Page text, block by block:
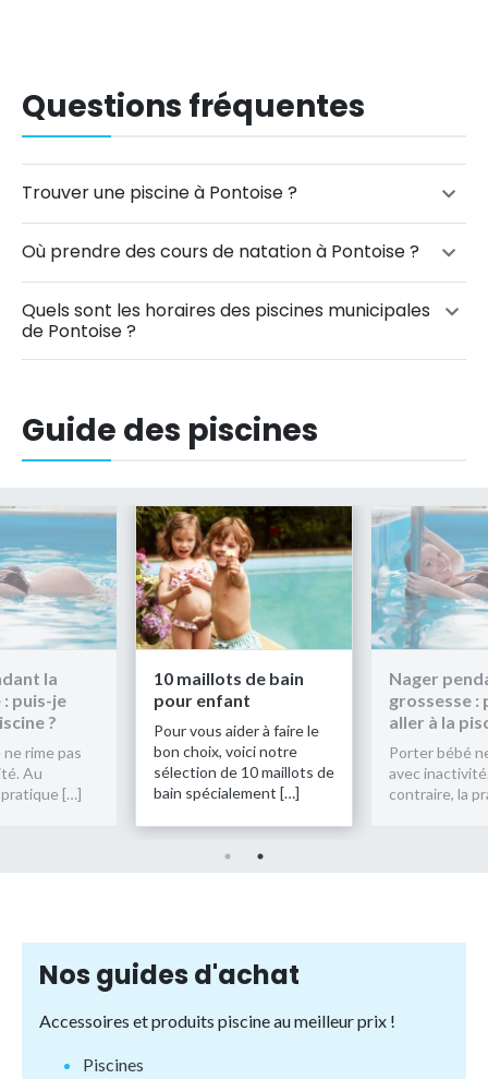
Questions fréquentes
Trouver une piscine à Pontoise ?
Où prendre des cours de natation à Pontoise ?
Quels sont les horaires des piscines municipales
de Pontoise ?
Guide des piscines
la
puis-je
?
rime pas
Au
[…]
10 maillots de bain
pour enfant
Pour vous aider à faire le
bon choix, voici notre
sélection de 10 maillots de
bain spécialement […]
Nager
grossesse :
aller à la
Porter bébé
avec
contraire, la
Nos guides d'achat
Accessoires et produits piscine au meilleur prix !
Piscines